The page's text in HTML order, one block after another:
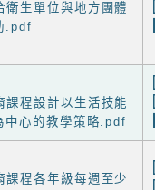
生單位與地方團體
.pdf
程設計以生活技能
中心的教學策略.pdf
程各年級每週至少